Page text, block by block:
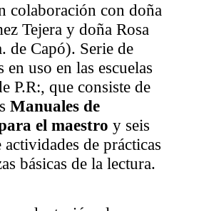
colaboración con doña
Tejera y doña Rosa
de Capó). Serie de
uso en las escuelas
P.R:, que consiste de
Manuales de
el maestro y seis
actividades de prácticas
básicas de la lectura.